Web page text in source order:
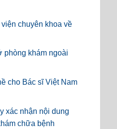
chuyên khoa về
phòng khám ngoài
cho Bác sĩ Việt Nam
xác nhận nội dung
chữa bệnh